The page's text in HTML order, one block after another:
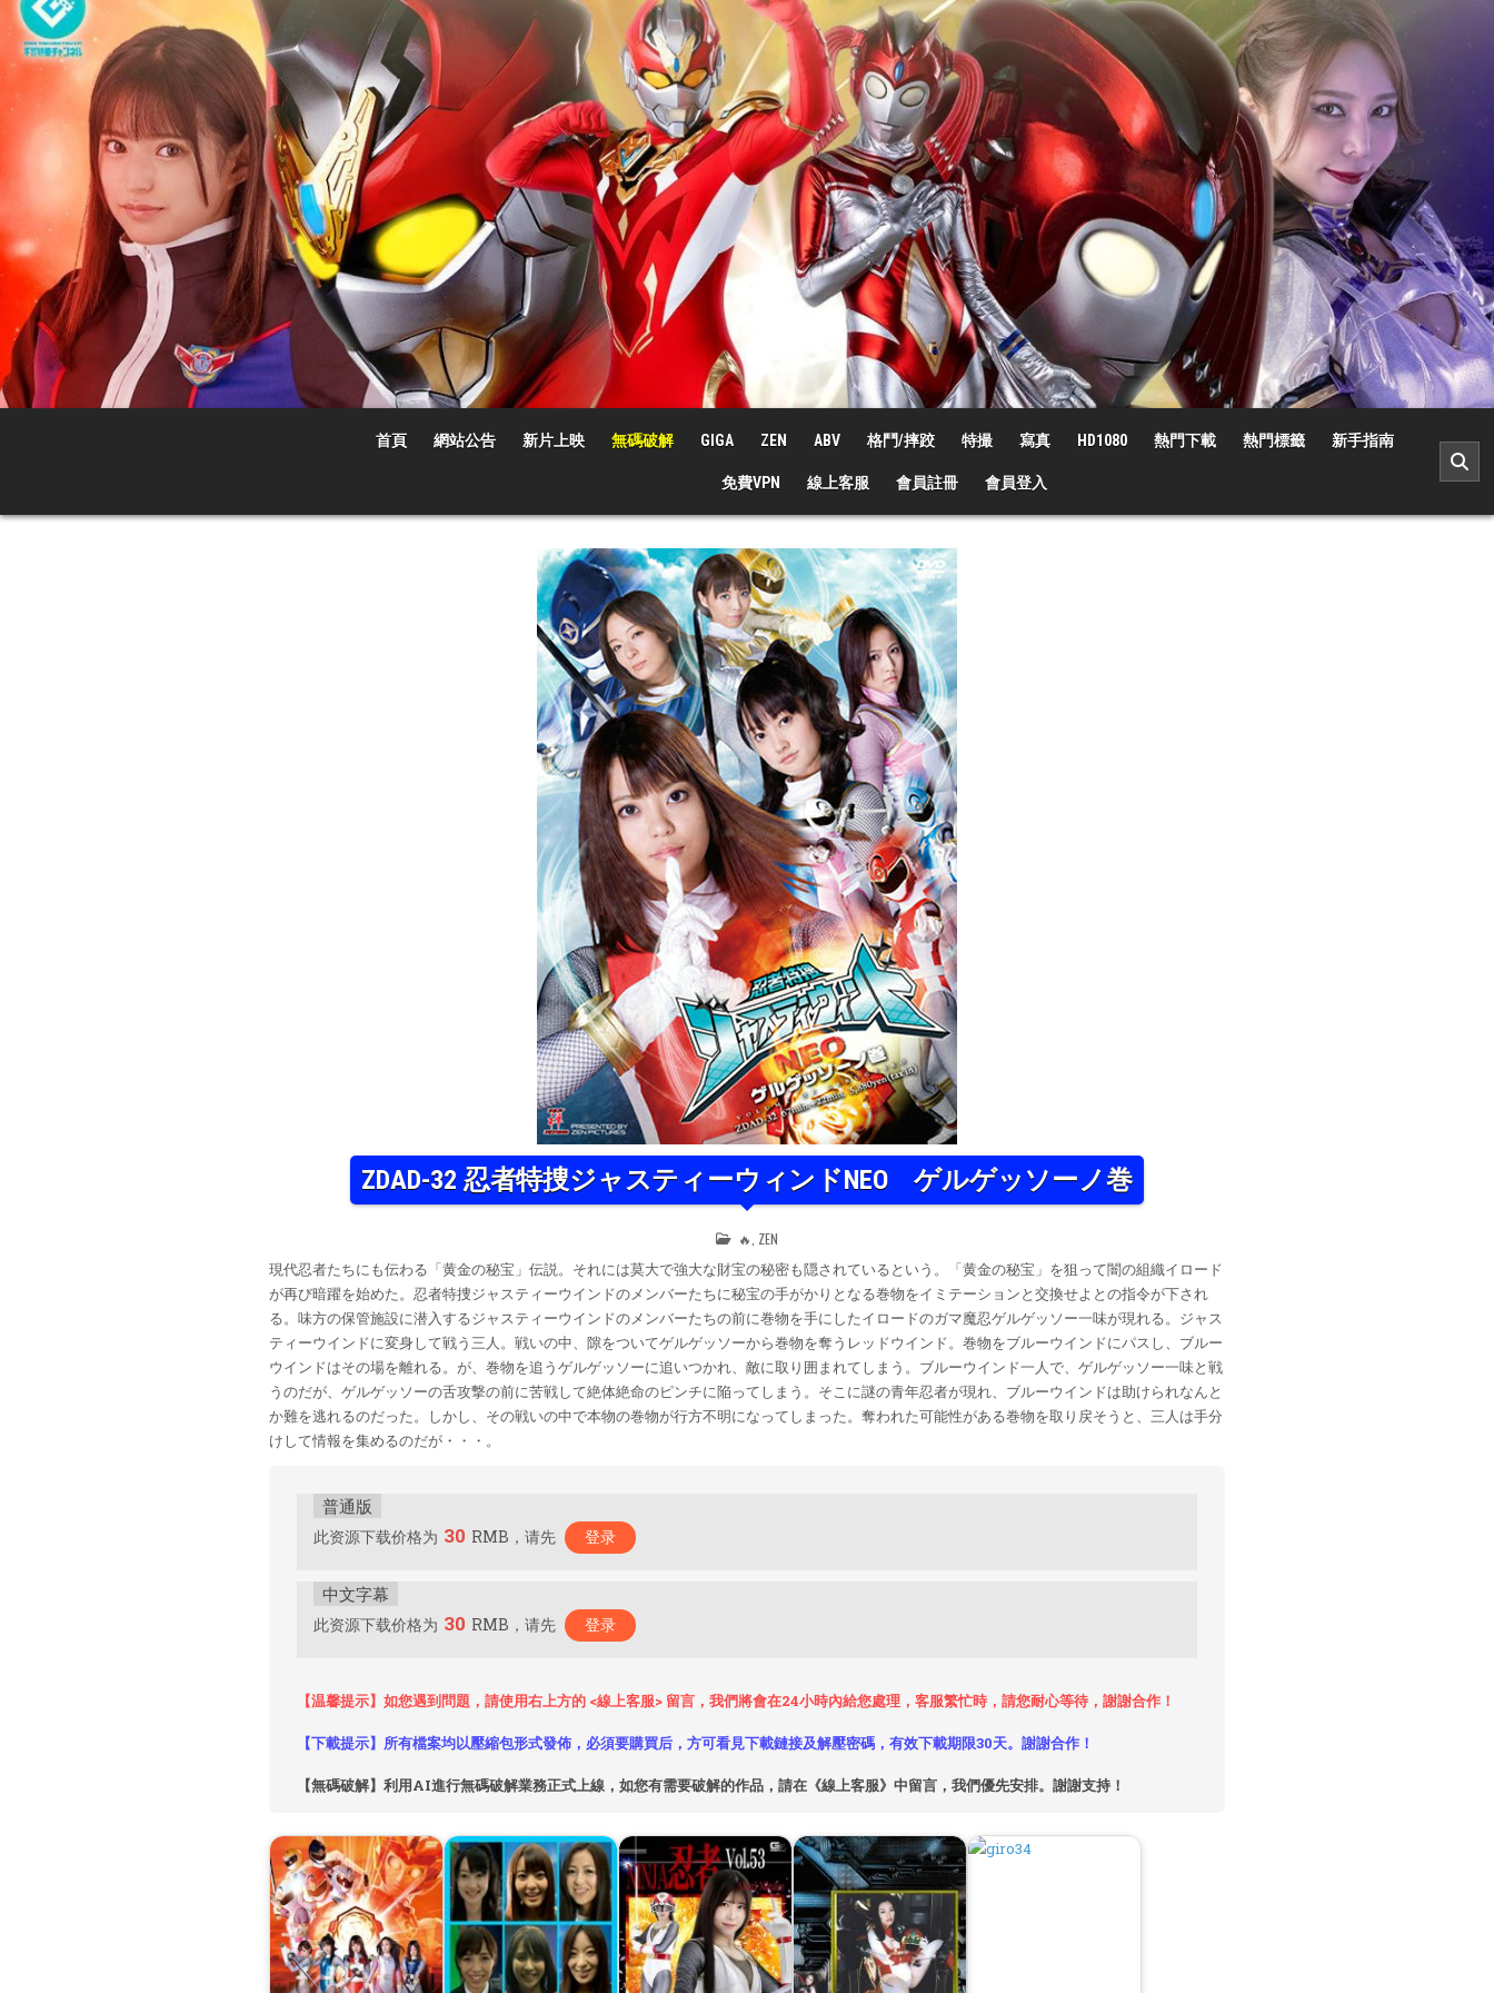
Skip
content
首頁 網站公告 新片上映 無碼破解 GIGA ZEN ABV 格鬥/摔跤 特撮 寫真 HD1080 熱門下載 熱門標籤 新手指南
免費VPN 線上客服 會員註冊 會員登入
ZDAD-32 忍者特捜ジャスティーウィンドNEO ゲルゲッソーノ巻
POSTED
🔥, ZEN
現代忍者たちにも伝わる「黄金の秘宝」伝説。それには莫大で強大な財宝の秘密も隠されているという。「黄金の秘宝」を狙って闇の組織イロード
が再び暗躍を始めた。忍者特捜ジャスティーウインドのメンバーたちに秘宝の手がかりとなる巻物をイミテーションと交換せよとの指令が下され
る。味方の保管施設に潜入するジャスティーウインドのメンバーたちの前に巻物を手にしたイロードのガマ魔忍ゲルゲッソー一味が現れる。ジャス
ティーウインドに変身して戦う三人。戦いの中、隙をついてゲルゲッソーから巻物を奪うレッドウインド。巻物をブルーウインドにパスし、ブルー
ウインドはその場を離れる。が、巻物を追うゲルゲッソーに追いつかれ、敵に取り囲まれてしまう。ブルーウインド一人で、ゲルゲッソー一味と戦
うのだが、ゲルゲッソーの舌攻撃の前に苦戦して絶体絶命のピンチに陥ってしまう。そこに謎の青年忍者が現れ、ブルーウインドは助けられなんと
か難を逃れるのだった。しかし、その戦いの中で本物の巻物が行方不明になってしまった。奪われた可能性がある巻物を取り戻そうと、三人は手分
けして情報を集めるのだが・・・。
普通版
此资源下载价格为 30 RMB，请先 登录
中文字幕
此资源下载价格为 30 RMB，请先 登录
【温馨提示】如您遇到問題，請使用右上方的 <線上客服> 留言，我們將會在24小時內給您處理，客服繁忙時，請您耐心等待，謝謝合作！
【下載提示】所有檔案均以壓縮包形式發佈，必須要購買后，方可看見下載鏈接及解壓密碼，有效下載期限30天。謝謝合作！
【無碼破解】利用AI進行無碼破解業務正式上線，如您有需要破解的作品，請在《線上客服》中留言，我們優先安排。謝謝支持！